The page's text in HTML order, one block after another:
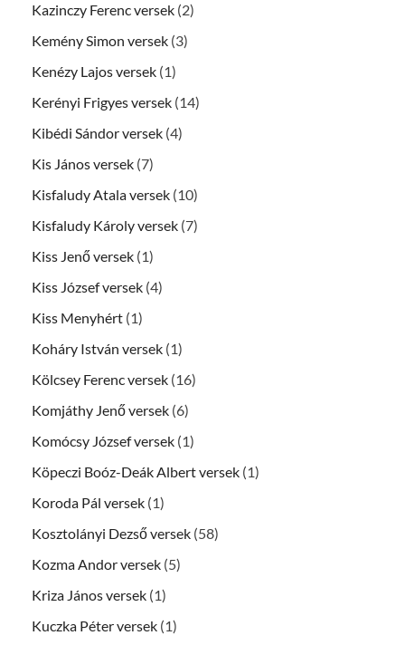
Kazinczy Ferenc versek (2)
Kemény Simon versek (3)
Kenézy Lajos versek (1)
Kerényi Frigyes versek (14)
Kibédi Sándor versek (4)
Kis János versek (7)
Kisfaludy Atala versek (10)
Kisfaludy Károly versek (7)
Kiss Jenő versek (1)
Kiss József versek (4)
Kiss Menyhért (1)
Koháry István versek (1)
Kölcsey Ferenc versek (16)
Komjáthy Jenő versek (6)
Komócsy József versek (1)
Köpeczi Boóz-Deák Albert versek (1)
Koroda Pál versek (1)
Kosztolányi Dezső versek (58)
Kozma Andor versek (5)
Kriza János versek (1)
Kuczka Péter versek (1)